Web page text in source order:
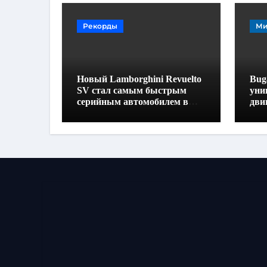
Рекорды
Новый Lamborghini Revuelto
SV стал самым быстрым
серийным автомобилем в